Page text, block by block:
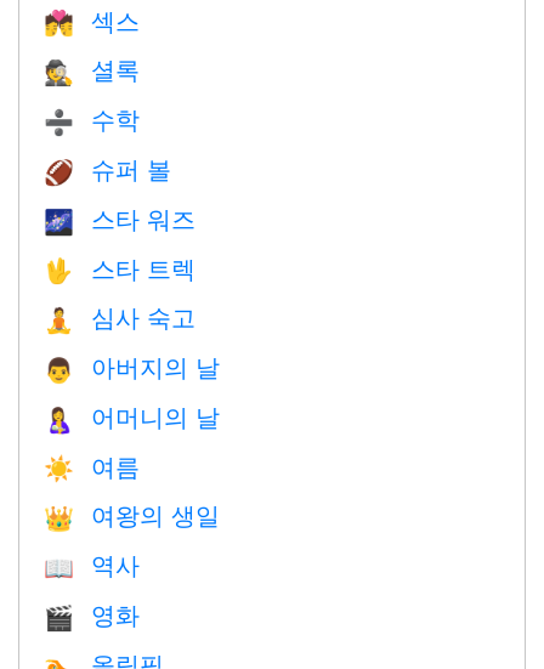
💏 섹스
🕵️ 셜록
➗ 수학
🏈 슈퍼 볼
🌌 스타 워즈
🖖 스타 트렉
🧘 심사 숙고
👨 아버지의 날
🤱 어머니의 날
☀️ 여름
👑 여왕의 생일
📖 역사
🎬 영화